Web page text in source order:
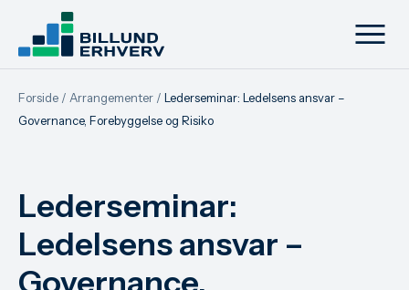
Forside / Arrangementer / Lederseminar: Ledelsens ansvar –
Governance, Forebyggelse og Risiko
Lederseminar:
Ledelsens ansvar –